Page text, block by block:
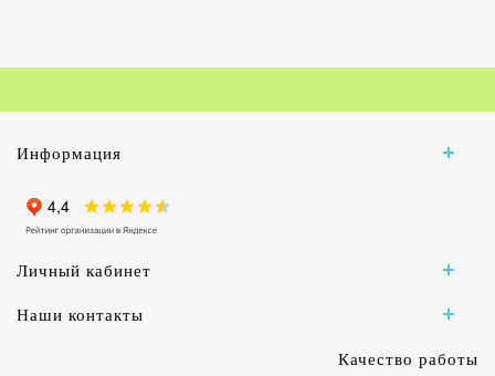
Информация
Личный кабинет
Наши контакты
Качество работы